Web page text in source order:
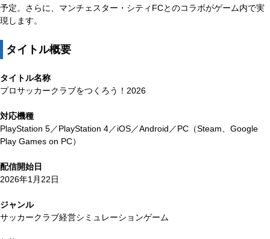
予定。さらに、マンチェスター・シティFCとのコラボがゲーム内で実
現します。
タイトル概要
タイトル名称
プロサッカークラブをつくろう！2026
対応機種
PlayStation 5／PlayStation 4／iOS／Android／PC（Steam、Google
Play Games on PC）
配信開始日
2026年1月22日
ジャンル
サッカークラブ経営シミュレーションゲーム